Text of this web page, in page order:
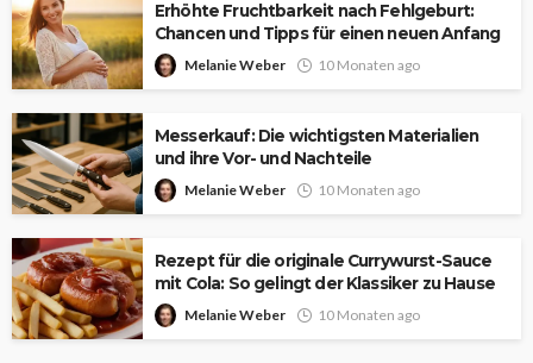
Erhöhte Fruchtbarkeit nach Fehlgeburt:
Chancen und Tipps für einen neuen Anfang
Melanie Weber 10 Monaten ago
Messerkauf: Die wichtigsten Materialien
und ihre Vor- und Nachteile
Melanie Weber 10 Monaten ago
Rezept für die originale Currywurst-Sauce
mit Cola: So gelingt der Klassiker zu Hause
Melanie Weber 10 Monaten ago